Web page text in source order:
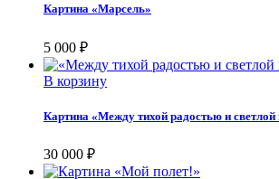
Картина «Марсель»
5 000 ₽
В корзину
Картина «Между тихой радостью и светлой
30 000 ₽